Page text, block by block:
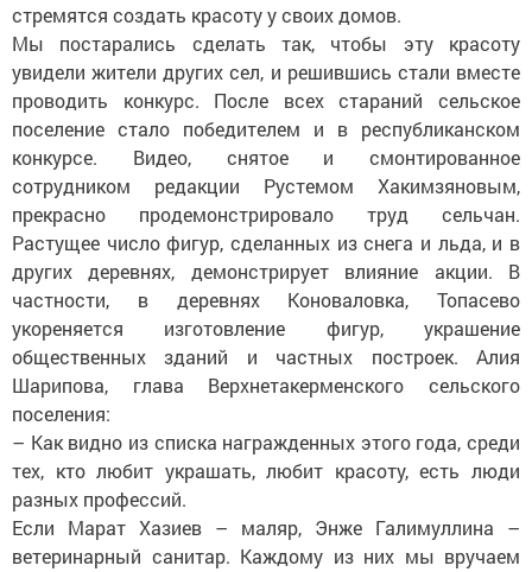
стремятся создать красоту у своих домов.
Мы постарались сделать так, чтобы эту красоту
увидели жители других сел, и решившись стали вместе
проводить конкурс. После всех стараний сельское
поселение стало победителем и в республиканском
конкурсе. Видео, снятое и смонтированное
сотрудником редакции Рустемом Хакимзяновым,
прекрасно продемонстрировало труд сельчан.
Растущее число фигур, сделанных из снега и льда, и в
других деревнях, демонстрирует влияние акции. В
частности, в деревнях Коноваловка, Топасево
укореняется изготовление фигур, украшение
общественных зданий и частных построек. Алия
Шарипова, глава Верхнетакерменского сельского
поселения:
– Как видно из списка награжденных этого года, среди
тех, кто любит украшать, любит красоту, есть люди
разных профессий.
Если Марат Хазиев – маляр, Энже Галимуллина –
ветеринарный санитар. Каждому из них мы вручаем